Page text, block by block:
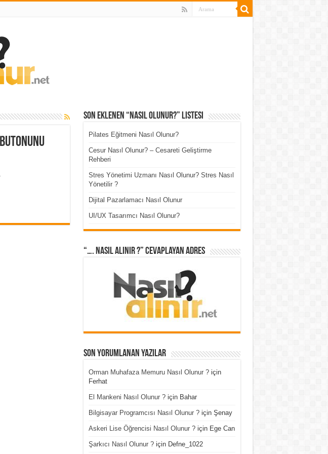
Son Eklenen “Nasıl Olunur?” Listesi
Pilates Eğitmeni Nasıl Olunur?
Cesur Nasıl Olunur? – Cesareti Geliştirme
Rehberi
Stres Yönetimi Uzmanı Nasıl Olunur? Stres Nasıl
Yönetilir ?
Dijital Pazarlamacı Nasıl Olunur
UI/UX Tasarımcı Nasıl Olunur?
“…. Nasıl Alınır ?” cevaplayan adres
Son Yorumlanan Yazılar
Orman Muhafaza Memuru Nasıl Olunur ?için
Ferhat
El Mankeni Nasıl Olunur ?için Bahar
Bilgisayar Programcısı Nasıl Olunur ?için Şenay
Askeri Lise Öğrencisi Nasıl Olunur ?için Ege Can
Şarkıcı Nasıl Olunur ?için Defne_1022